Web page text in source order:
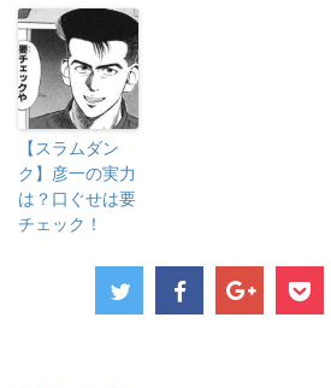
【スラムダン
ク】彦一の実力
は？口ぐせは要
チェック！